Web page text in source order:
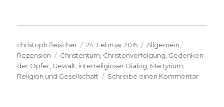
Autor
christoph.fleischer
Veröffentlicht
am
24. Februar 2015 Kategorien
Allgemein,
Rezension
Schlagwörter
Christentum, Christenverfolgung, Gedenken
der Opfer, Gewalt, interreligiöser Dialog, Martyrium,
Religion und Gesellschaft
Schreibe einen Kommentarzu